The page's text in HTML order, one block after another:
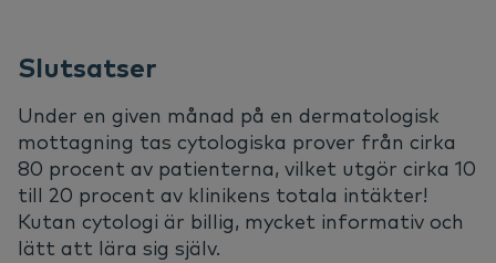
Slutsatser
Under en given månad på en dermatologisk
mottagning tas cytologiska prover från cirka
80 procent av patienterna, vilket utgör cirka 10
till 20 procent av klinikens totala intäkter!
Kutan cytologi är billig, mycket informativ och
lätt att lära sig själv.